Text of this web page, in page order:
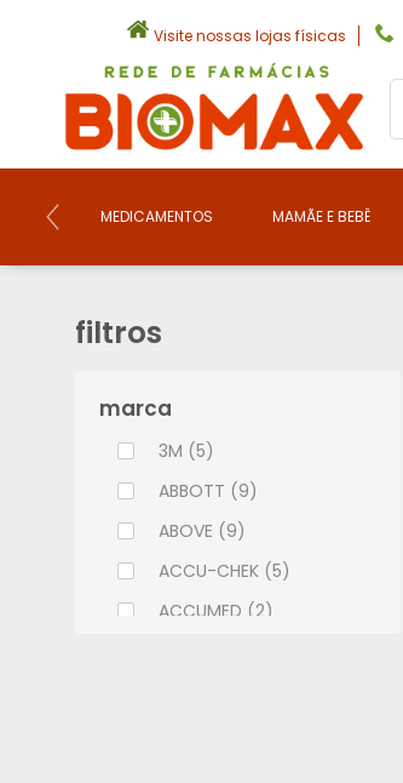
Visite nossas lojas físicas
MEDICAMENTOS MAMÃE E BEBÊ
filtros
marca
3M (5)
ABBOTT (9)
ABOVE (9)
ACCU-CHEK (5)
ACCUMED (2)